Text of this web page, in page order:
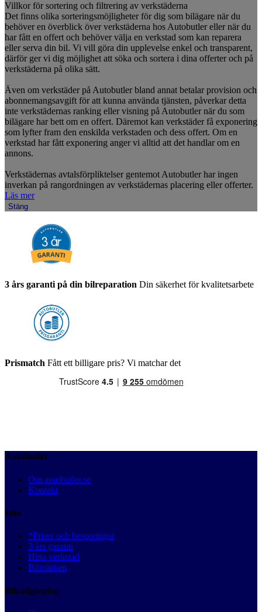
Villkor för sortering och filtrering av verkstäderna
Det finns olika sorteringsmöjligheter för dig som bilägare när du
behöver en överblick över verkstäderna hos Autobutler eller när du
har fått en offert och behöver välja en verkstad som kan reparera
eller serva din bil. Vi vill göra din upplevelse enkel och transparent,
därför ger vi dig möjlighet att söka och sortera i dina offerter och på
verkstäderna på olika sätt.
Även om verkstäder på Autobutler bland annat betalar provision och
abonnemangsavgift för att kunna använda tjänsten, påverkar detta
inte verkstädernas ranking eller visning på Autobutler när du som
bilägare har bett om en offert. Däremot kan verkstäder få exponering
som lyfter fram den enskilda verkstaden och dess offert. Om en
verkstad har fått exponering anger vi alltid att det handlar om en
annons.
Verkstädernas avtalsförpliktelser gentemot Autobutler har ingen
inverkan på rangordningen av verkstädernas placering eller offerter.
Läs mer
Stäng
3 års garanti på din bilreparation Din säkerhet för kvalitetsarbete
Prismatch Fått ett billigare pris? Vi matchar det
Autobutler
Om autobutler.se
Kontakt
Info
*Priser och besparingar
3 års garanti
Hitta verkstad
Bilmärken
Bilrådgivning